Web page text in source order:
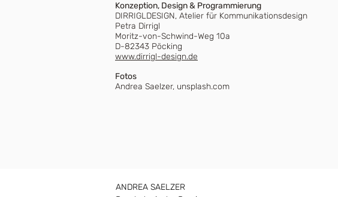
Konzeption, Design & Programmierung
DIRRIGLDESIGN, Atelier für Kommunikationsdesign
Petra Dirrigl
Moritz-von-Schwind-Weg 10a
D-82343 Pöcking
www.dirrigl-design.de
Fotos
Andrea Saelzer, unsplash.com
ANDREA SAELZER